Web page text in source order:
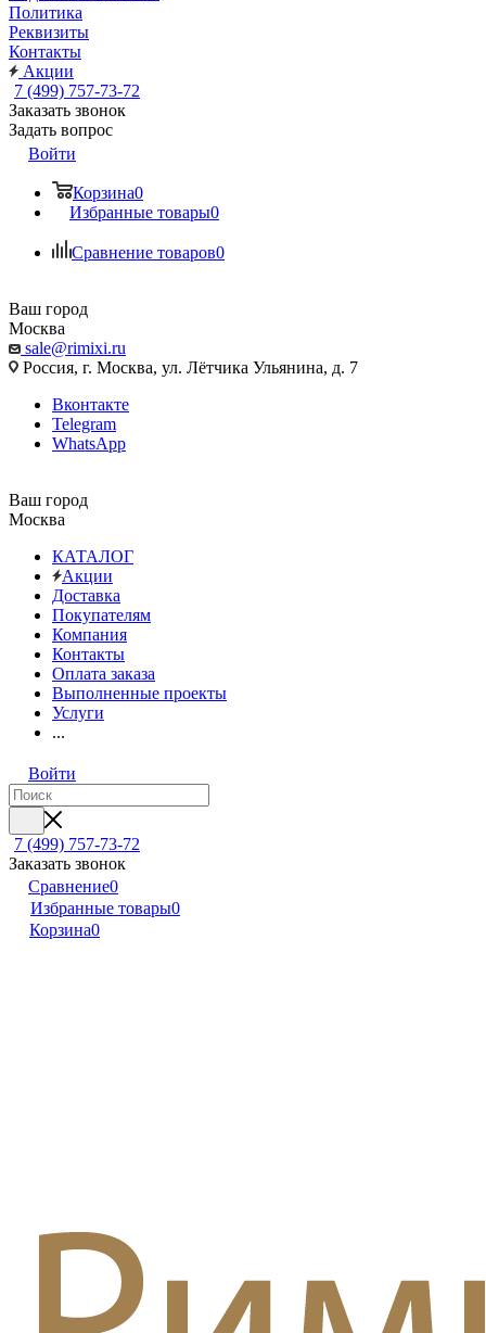
Политика
Реквизиты
Контакты
Акции
7 (499) 757-73-72
Заказать звонок
Задать вопрос
Войти
Корзина0
Избранные товары0
Сравнение товаров0
Ваш город
Москва
sale@rimixi.ru
Россия, г. Москва, ул. Лётчика Ульянина, д. 7
Вконтакте
Telegram
WhatsApp
Ваш город
Москва
КАТАЛОГ
Акции
Доставка
Покупателям
Компания
Контакты
Оплата заказа
Выполненные проекты
Услуги
...
Войти
7 (499) 757-73-72
Заказать звонок
Сравнение0
Избранные товары0
Корзина0